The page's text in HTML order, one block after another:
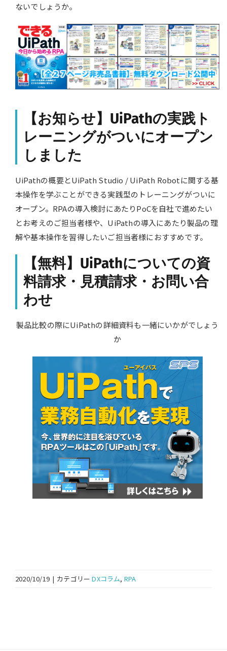
ないでしょうか。
【お知らせ】UiPathの実践ト
レーニングがついにオープン
しました
UiPathの概要とUiPath Studio / UiPath Robotに関する基
本操作を学ぶことができる実践型のトレーニングがついに
オープン。RPAの導入検討にあたりPoCを自社で進めたい
とお考えのご担当者様や、UiPathの導入にあたり製品の理
解や基本操作を習得したいご担当者様におすすめです。
【無料】UiPathについての資
料請求・見積請求・お問い合
わせ
製品比較の際にUiPathの詳細資料も一緒にいかがでしょう
か
2020/10/19 | カテゴリーDXコラム, RPA